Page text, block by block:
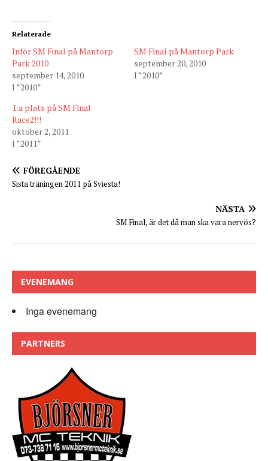
Relaterade
Inför SM Final på Mantorp
Park 2010
september 14, 2010
I ”2010”
SM Final på Mantorp Park
september 20, 2010
I ”2010”
1:a plats på SM Final
Race2!!!
oktober 2, 2011
I ”2011”
FÖREGÅENDE
Sista träningen 2011 på Sviesta!
NÄSTA
SM Final, är det då man ska vara nervös?
EVENEMANG
Inga evenemang
PARTNERS